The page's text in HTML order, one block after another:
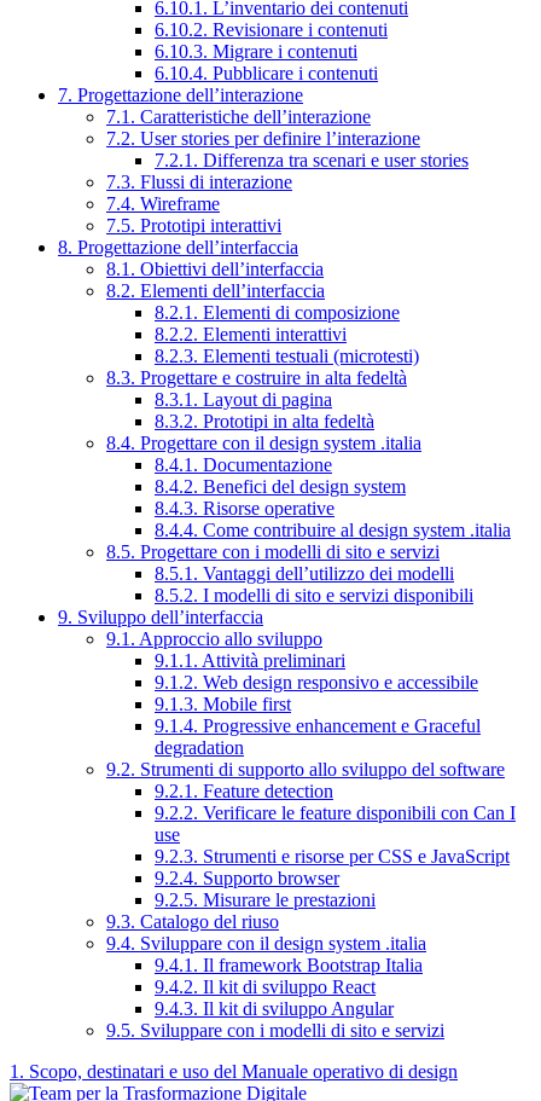
6.10.1. L’inventario dei contenuti
6.10.2. Revisionare i contenuti
6.10.3. Migrare i contenuti
6.10.4. Pubblicare i contenuti
7. Progettazione dell’interazione
7.1. Caratteristiche dell’interazione
7.2. User stories per definire l’interazione
7.2.1. Differenza tra scenari e user stories
7.3. Flussi di interazione
7.4. Wireframe
7.5. Prototipi interattivi
8. Progettazione dell’interfaccia
8.1. Obiettivi dell’interfaccia
8.2. Elementi dell’interfaccia
8.2.1. Elementi di composizione
8.2.2. Elementi interattivi
8.2.3. Elementi testuali (microtesti)
8.3. Progettare e costruire in alta fedeltà
8.3.1. Layout di pagina
8.3.2. Prototipi in alta fedeltà
8.4. Progettare con il design system .italia
8.4.1. Documentazione
8.4.2. Benefici del design system
8.4.3. Risorse operative
8.4.4. Come contribuire al design system .italia
8.5. Progettare con i modelli di sito e servizi
8.5.1. Vantaggi dell’utilizzo dei modelli
8.5.2. I modelli di sito e servizi disponibili
9. Sviluppo dell’interfaccia
9.1. Approccio allo sviluppo
9.1.1. Attività preliminari
9.1.2. Web design responsivo e accessibile
9.1.3. Mobile first
9.1.4. Progressive enhancement e Graceful
degradation
9.2. Strumenti di supporto allo sviluppo del software
9.2.1. Feature detection
9.2.2. Verificare le feature disponibili con Can I
use
9.2.3. Strumenti e risorse per CSS e JavaScript
9.2.4. Supporto browser
9.2.5. Misurare le prestazioni
9.3. Catalogo del riuso
9.4. Sviluppare con il design system .italia
9.4.1. Il framework Bootstrap Italia
9.4.2. Il kit di sviluppo React
9.4.3. Il kit di sviluppo Angular
9.5. Sviluppare con i modelli di sito e servizi
1. Scopo, destinatari e uso del Manuale operativo di design